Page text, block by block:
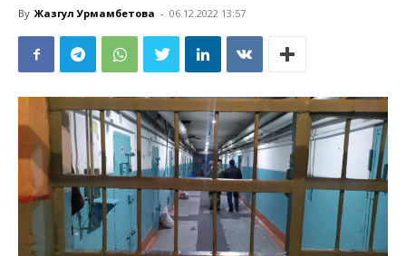
By Жазгул Урмамбетова - 06.12.2022 13:57